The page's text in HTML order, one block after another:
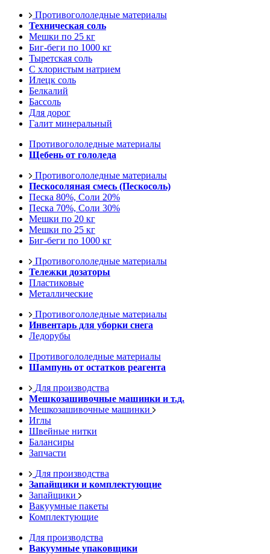
Противогололедные материалы
Техническая соль
Мешки по 25 кг
Биг-беги по 1000 кг
Тыретская соль
С хлористым натрием
Илецк соль
Белкалий
Бассоль
Для дорог
Галит минеральный
Противогололедные материалы
Щебень от гололеда
Противогололедные материалы
Пескосоляная смесь (Пескосоль)
Песка 80%, Соли 20%
Песка 70%, Соли 30%
Мешки по 20 кг
Мешки по 25 кг
Биг-беги по 1000 кг
Противогололедные материалы
Тележки дозаторы
Пластиковые
Металлические
Противогололедные материалы
Инвентарь для уборки снега
Ледорубы
Противогололедные материалы
Шампунь от остатков реагента
Для производства
Мешкозашивочные машинки и т.д.
Мешкозашивочные машинки
Иглы
Швейные нитки
Балансиры
Запчасти
Для производства
Запайщики и комплектующие
Запайщики
Вакуумные пакеты
Комплектующие
Для производства
Вакуумные упаковщики